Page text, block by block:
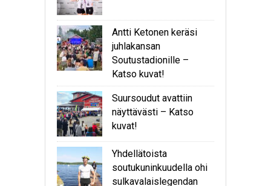
Antti Ketonen keräsi
juhlakansan
Soutustadionille –
Katso kuvat!
Suursoudut avattiin
näyttävästi – Katso
kuvat!
Yhdellätoista
soutukuninkuudella ohi
sulkavalaislegendan